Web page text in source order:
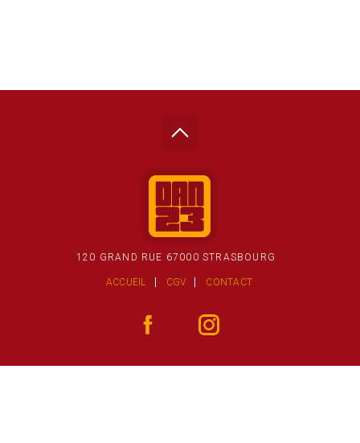
120 GRAND RUE 67000 STRASBOURG
ACCUEIL CGV CONTACT